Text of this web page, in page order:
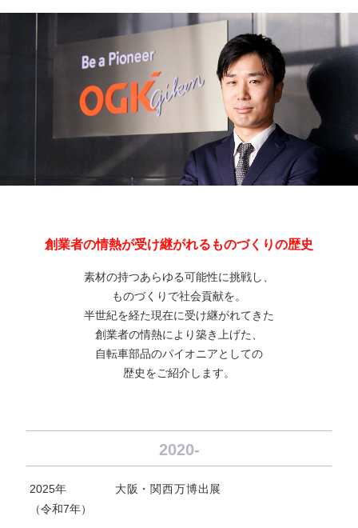
創業者の情熱が受け継がれるものづくりの歴史
素材の持つあらゆる可能性に挑戦し、
ものづくりで社会貢献を。
半世紀を経た現在に受け継がれてきた
創業者の情熱により築き上げた、
自転車部品のパイオニアとしての
歴史をご紹介します。
2020-
2025年
（令和7年）
大阪・関西万博出展